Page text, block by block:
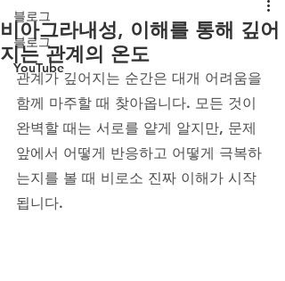
블로그
블로그
YouTube
비아그라내성, 이해를 통해 깊어
지는 관계의 온도
관계가 깊어지는 순간은 대개 어려움을
함께 마주할 때 찾아옵니다. 모든 것이
완벽할 때는 서로를 얕게 알지만, 문제
앞에서 어떻게 반응하고 어떻게 극복하
는지를 볼 때 비로소 진짜 이해가 시작
됩니다.